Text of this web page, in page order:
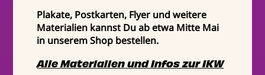
Plakate, Postkarten, Flyer und weitere
Materialien kannst Du ab etwa Mitte Mai
in unserem Shop bestellen.
Alle Materialien und Infos zur IKW